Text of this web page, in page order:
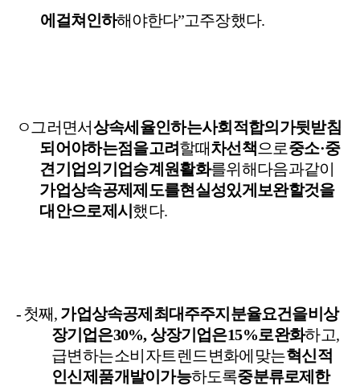
에 걸쳐 인하해야한다”고주장했다.
ㅇ그러면서상속세율인하는사회적합의가뒷받침
되어야하는점을고려할때차선책으로중소·중
견기업의 기업승계 원활화를위해다음과같이
가업상속공제제도를현실성있게 보완할것을
대안으로제시 했다.
-첫째, 가업상속공제 최대주주지분율요건을비상
장기업은30%,상장기업은15%로완화하고,
급변하는소비자트렌드 변화에 맞는혁신적
인신제품개발이 가능하도록중분류로제한